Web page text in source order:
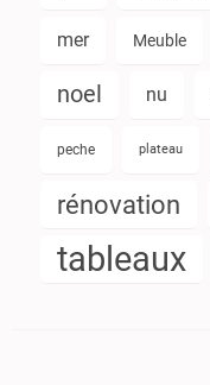
mer Meuble
noel nu
peche plateau
rénovation
tableaux